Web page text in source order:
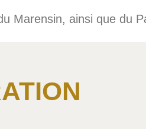
Marensin, ainsi que du